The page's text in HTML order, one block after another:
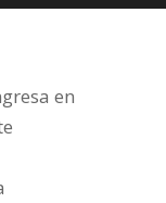
en